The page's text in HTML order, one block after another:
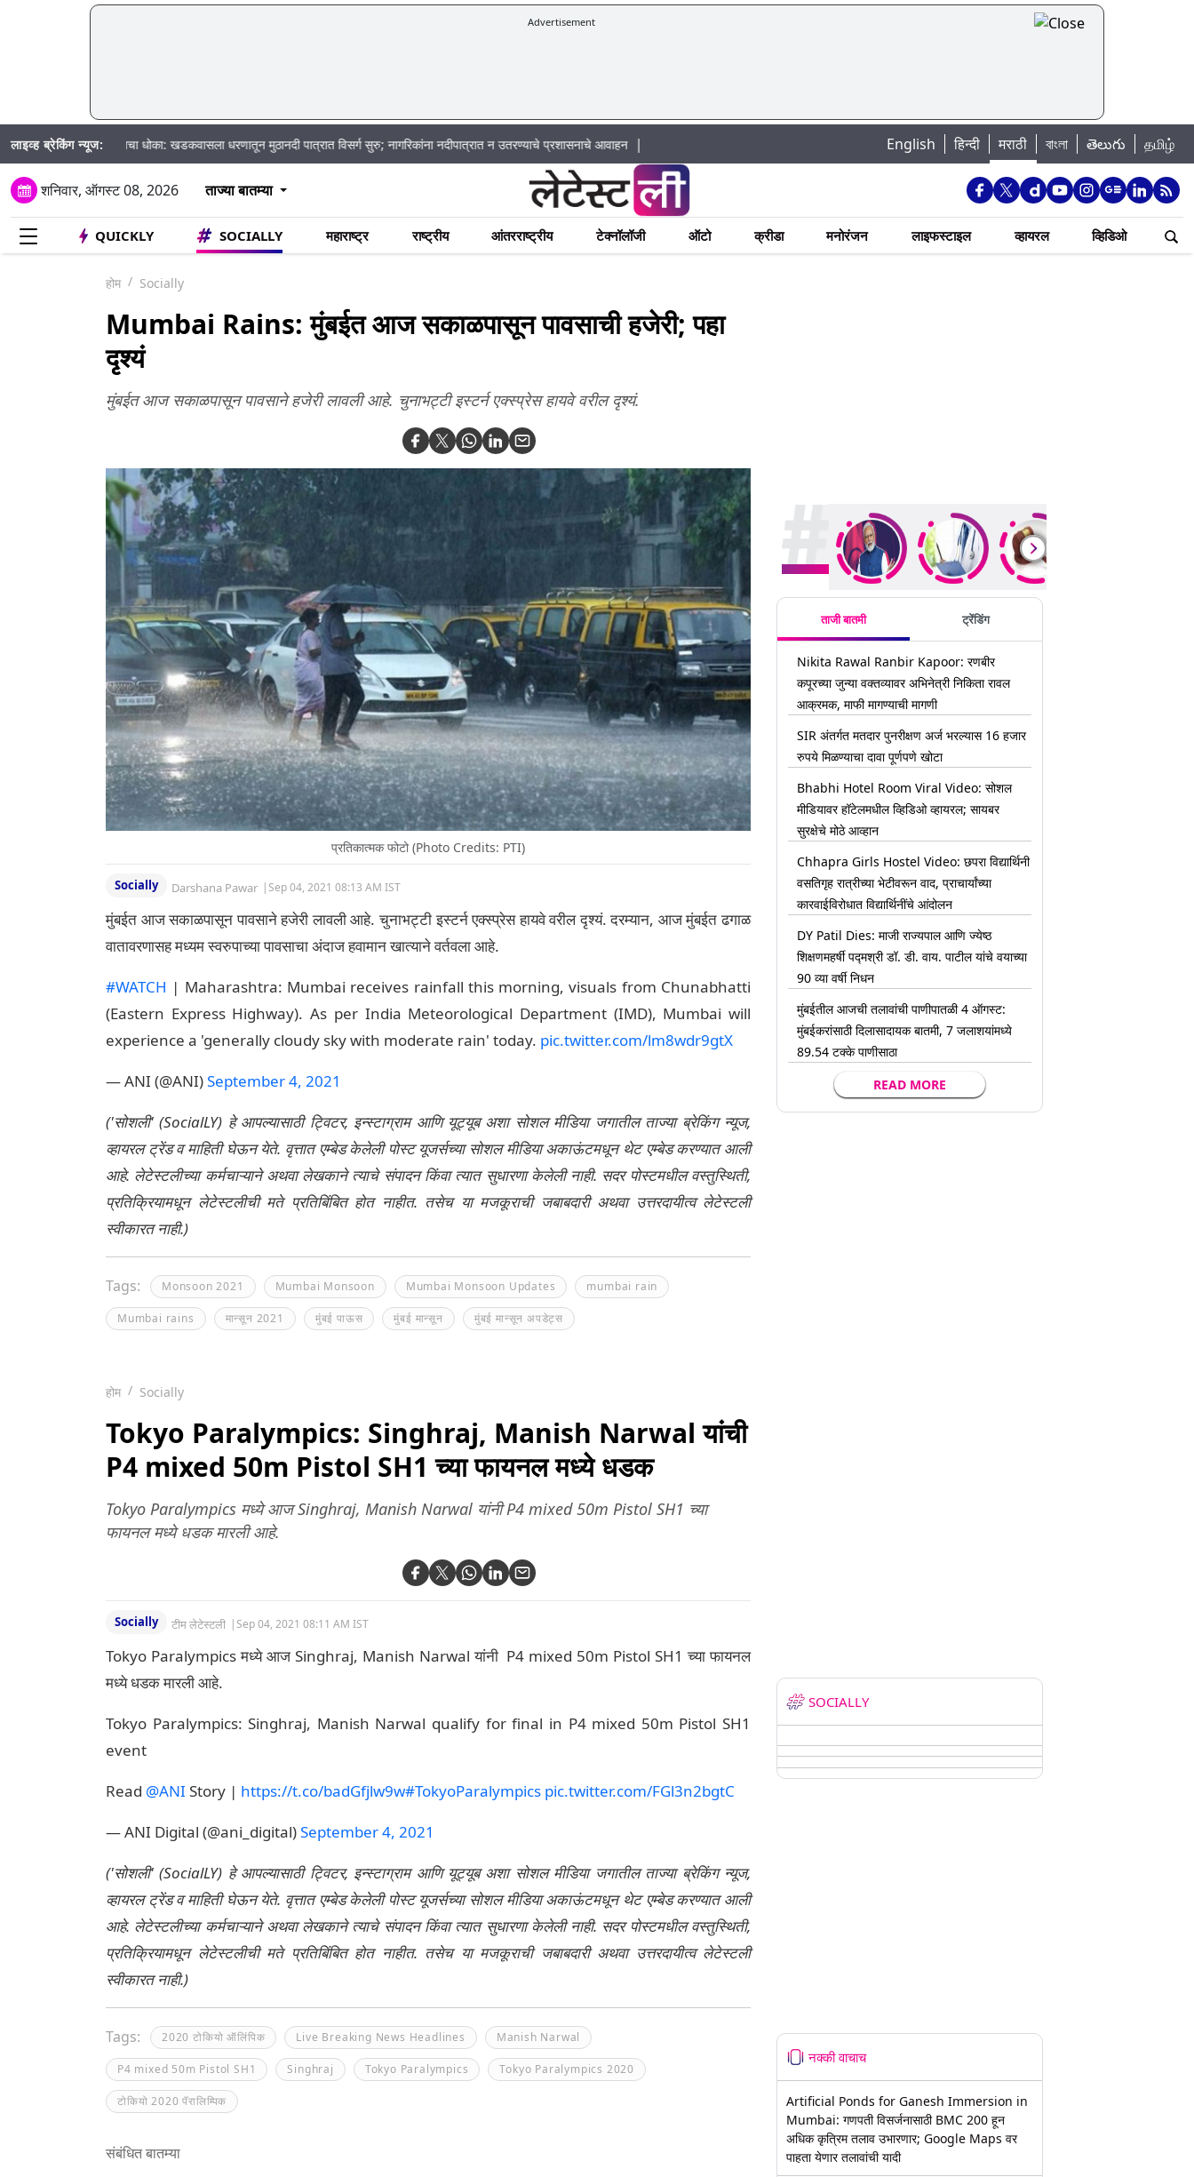
Advertisement
लाइव्ह ब्रेकिंग न्यूज:
अचानक पूराचा धोका: खडकवासला धरणातून मुठानदी पात्रात विसर्ग सुरु; नागरिकांना नदीपात्रात न उतरण्याचे प्रशासनाचे आवाहन| English हिन्दी मराठी বাংলা తెలుగు தமிழ்
शनिवार, ऑगस्ट 08, 2026 ताज्या बातम्या
QUICKLY SOCIALLY महाराष्ट्र राष्ट्रीय आंतरराष्ट्रीय टेक्नॉलॉजी ऑटो क्रीडा मनोरंजन लाइफस्टाइल व्हायरल व्हिडिओ
होम Socially
Mumbai Rains: मुंबईत आज सकाळपासून पावसाची हजेरी; पहा
दृश्यं
मुंबईत आज सकाळपासून पावसाने हजेरी लावली आहे. चुनाभट्टी इस्टर्न एक्स्प्रेस हायवे वरील दृश्यं.
प्रतिकात्मक फोटो (Photo Credits: PTI)
Socially Darshana Pawar |Sep 04, 2021 08:13 AM IST
मुंबईत आज सकाळपासून पावसाने हजेरी लावली आहे. चुनाभट्टी इस्टर्न एक्स्प्रेस हायवे वरील दृश्यं. दरम्यान, आज मुंबईत ढगाळ
वातावरणासह मध्यम स्वरुपाच्या पावसाचा अंदाज हवामान खात्याने वर्तवला आहे.
#WATCH | Maharashtra: Mumbai receives rainfall this morning, visuals from Chunabhatti
(Eastern Express Highway). As per India Meteorological Department (IMD), Mumbai will
experience a 'generally cloudy sky with moderate rain' today. pic.twitter.com/lm8wdr9gtX
— ANI (@ANI)September 4, 2021
('सोशली' (SocialLY) हे आपल्यासाठी ट्विटर, इन्स्टाग्राम आणि यूट्यूब अशा सोशल मीडिया जगातील ताज्या ब्रेकिंग न्यूज,
व्हायरल ट्रेंड व माहिती घेऊन येते. वृत्तात एम्बेड केलेली पोस्ट यूजर्सच्या सोशल मीडिया अकाऊंटमधून थेट एम्बेड करण्यात आली
आहे. लेटेस्टलीच्या कर्मचाऱ्याने अथवा लेखकाने त्याचे संपादन किंवा त्यात सुधारणा केलेली नाही. सदर पोस्टमधील वस्तुस्थिती,
प्रतिक्रियामधून लेटेस्टलीची मते प्रतिबिंबित होत नाहीत. तसेच या मजकूराची जबाबदारी अथवा उत्तरदायीत्व लेटेस्टली
स्वीकारत नाही.)
Tags: Monsoon 2021 Mumbai Monsoon Mumbai Monsoon Updates mumbai rain
Mumbai rains मान्सून 2021 मुंबई पाऊस मुंबई मान्सून मुंबई मान्सून अपडेट्स
होम Socially
Tokyo Paralympics: Singhraj, Manish Narwal यांची
P4 mixed 50m Pistol SH1 च्या फायनल मध्ये धडक
Tokyo Paralympics मध्ये आज Singhraj, Manish Narwal यांनी P4 mixed 50m Pistol SH1 च्या
फायनल मध्ये धडक मारली आहे.
Socially टीम लेटेस्टली |Sep 04, 2021 08:11 AM IST
Tokyo Paralympics मध्ये आज Singhraj, Manish Narwal यांनी P4 mixed 50m Pistol SH1 च्या फायनल
मध्ये धडक मारली आहे.
Tokyo Paralympics: Singhraj, Manish Narwal qualify for final in P4 mixed 50m Pistol SH1
event
Read @ANI Story | https://t.co/badGfjlw9w#TokyoParalympics pic.twitter.com/FGl3n2bgtC
— ANI Digital (@ani_digital)September 4, 2021
('सोशली' (SocialLY) हे आपल्यासाठी ट्विटर, इन्स्टाग्राम आणि यूट्यूब अशा सोशल मीडिया जगातील ताज्या ब्रेकिंग न्यूज,
व्हायरल ट्रेंड व माहिती घेऊन येते. वृत्तात एम्बेड केलेली पोस्ट यूजर्सच्या सोशल मीडिया अकाऊंटमधून थेट एम्बेड करण्यात आली
आहे. लेटेस्टलीच्या कर्मचाऱ्याने अथवा लेखकाने त्याचे संपादन किंवा त्यात सुधारणा केलेली नाही. सदर पोस्टमधील वस्तुस्थिती,
प्रतिक्रियामधून लेटेस्टलीची मते प्रतिबिंबित होत नाहीत. तसेच या मजकूराची जबाबदारी अथवा उत्तरदायीत्व लेटेस्टली
स्वीकारत नाही.)
Tags: 2020 टोकियो ऑलिंपिक Live Breaking News Headlines Manish Narwal
P4 mixed 50m Pistol SH1 Singhraj Tokyo Paralympics Tokyo Paralympics 2020
टोकियो 2020 पॅरालिम्पिक
संबंधित बातम्या
ताजी बातमी ट्रेंडिंग
Nikita Rawal Ranbir Kapoor: रणबीर
कपूरच्या जुन्या वक्तव्यावर अभिनेत्री निकिता रावल
आक्रमक, माफी मागण्याची मागणी
SIR अंतर्गत मतदार पुनरीक्षण अर्ज भरल्यास 16 हजार
रुपये मिळण्याचा दावा पूर्णपणे खोटा
Bhabhi Hotel Room Viral Video: सोशल
मीडियावर हॉटेलमधील व्हिडिओ व्हायरल; सायबर
सुरक्षेचे मोठे आव्हान
Chhapra Girls Hostel Video: छपरा विद्यार्थिनी
वसतिगृह रात्रीच्या भेटीवरून वाद, प्राचार्यांच्या
कारवाईविरोधात विद्यार्थिनींचे आंदोलन
DY Patil Dies: माजी राज्यपाल आणि ज्येष्ठ
शिक्षणमहर्षी पद्मश्री डॉ. डी. वाय. पाटील यांचे वयाच्या
90 व्या वर्षी निधन
मुंबईतील आजची तलावांची पाणीपातळी 4 ऑगस्ट:
मुंबईकरांसाठी दिलासादायक बातमी, 7 जलाशयांमध्ये
89.54 टक्के पाणीसाठा
READ MORE
SOCIALLY
नक्की वाचाच
Artificial Ponds for Ganesh Immersion in
Mumbai: गणपती विसर्जनासाठी BMC 200 हून
अधिक कृत्रिम तलाव उभारणार; Google Maps वर
पाहता येणार तलावांची यादी